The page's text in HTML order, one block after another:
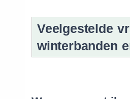
Veelgestelde
winterbanden